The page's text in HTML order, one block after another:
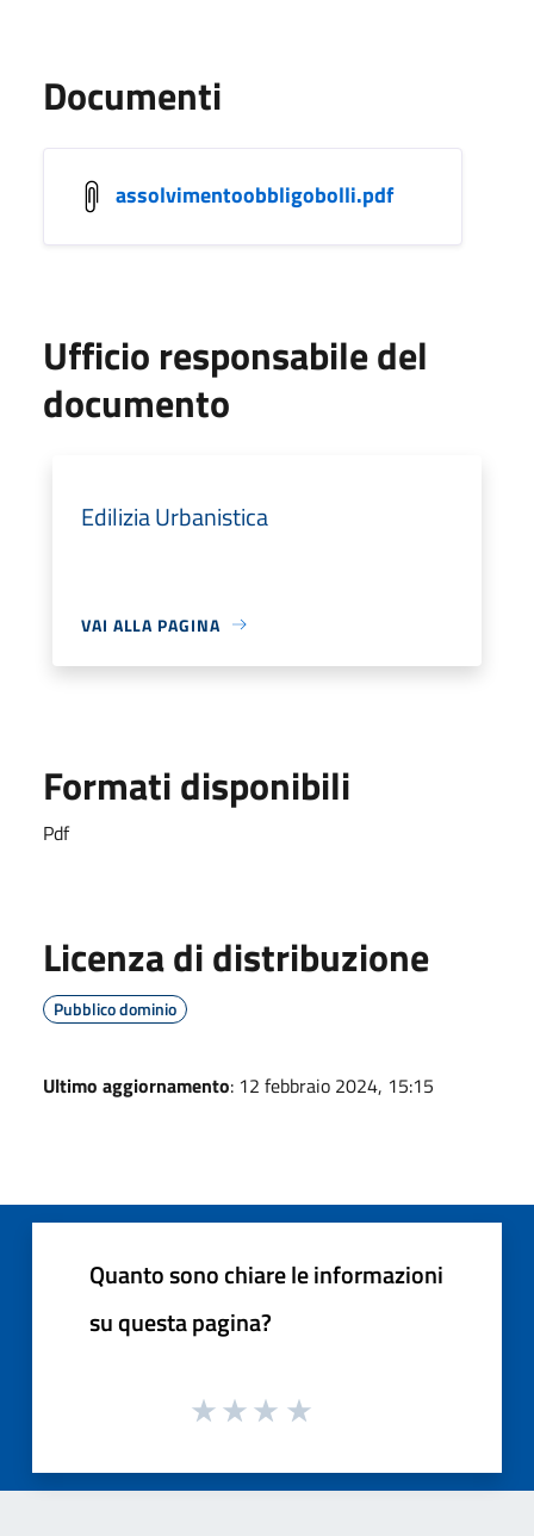
Documenti
assolvimentoobbligobolli.pdf
Ufficio responsabile del
documento
Edilizia Urbanistica
VAI ALLA PAGINA
Formati disponibili
Pdf
Licenza di distribuzione
Pubblico dominio
Ultimo aggiornamento: 12 febbraio 2024, 15:15
Quanto sono chiare le informazioni
su questa pagina?